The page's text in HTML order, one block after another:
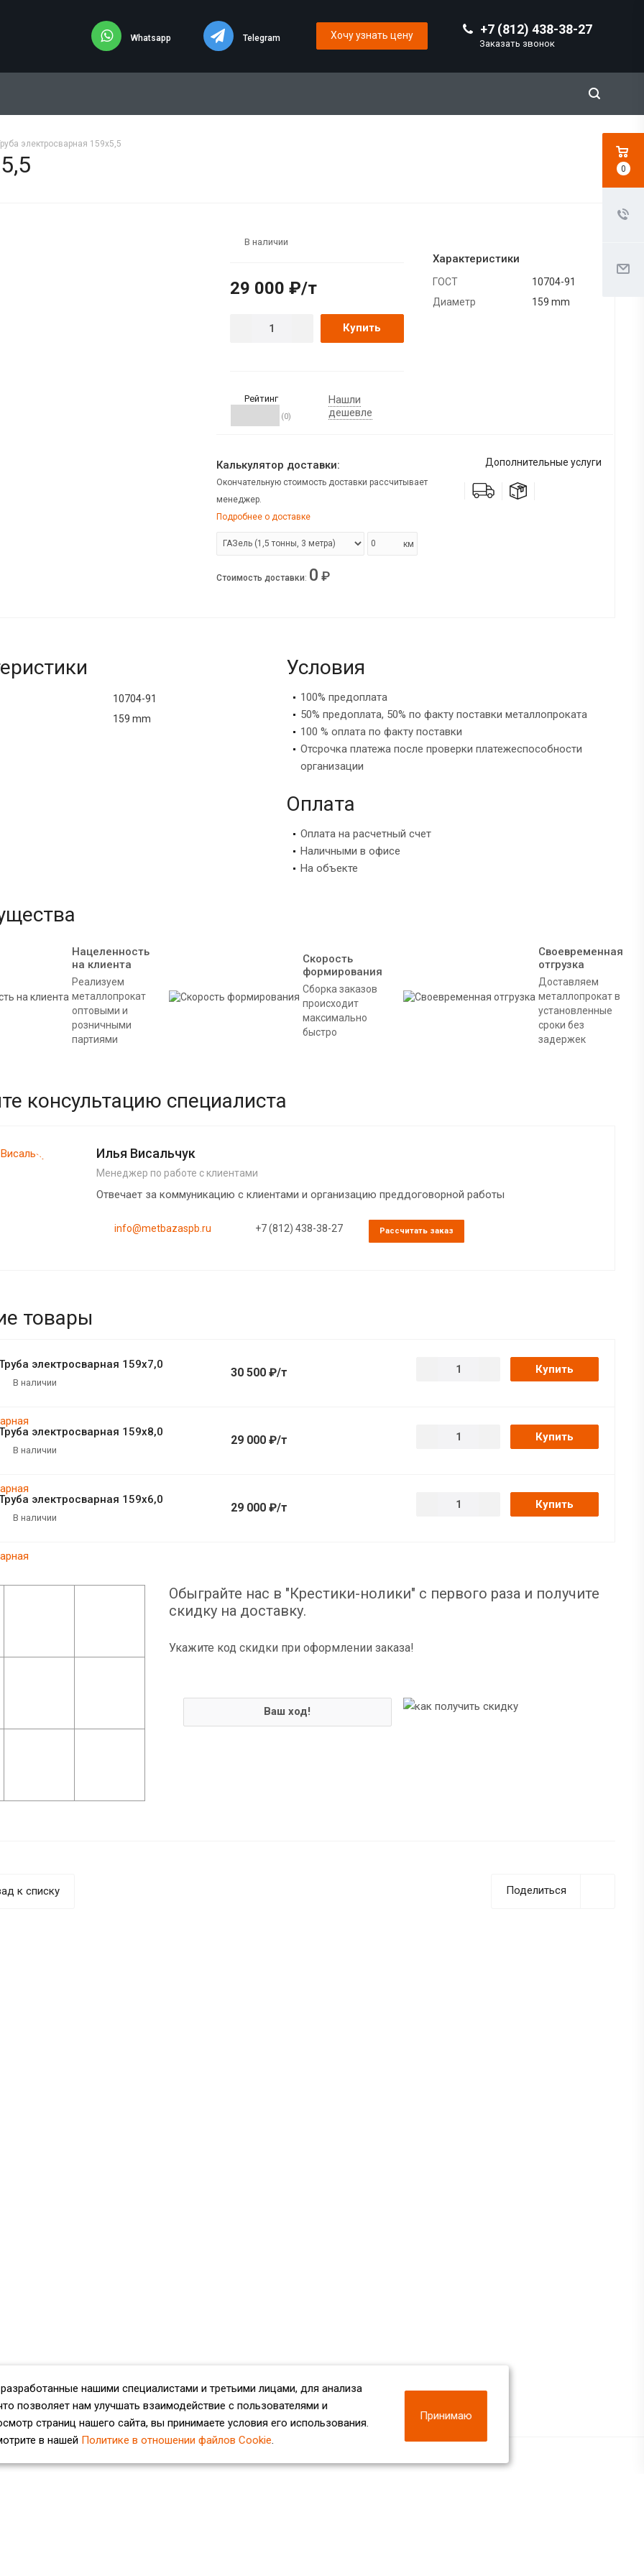
+7 (812) 438-38-27
Заказать звонок
Whatsapp Telegram Хочу узнать цену
электросварная 159х5,5
В наличии
29 000 ₽/т
Купить
Рейтинг
(0)
Нашли
дешевле
Характеристики
ГОСТ
10704-91
Диаметр
159 mm
Калькулятор доставки:
Окончательную стоимость доставки рассчитывает
менеджер.
Подробнее о доставке
км
Стоимость доставки: 0 ₽
Дополнительные услуги
10704-91
159 mm
Условия
100% предоплата
50% предоплата, 50% по факту поставки металлопроката
100 % оплата по факту поставки
Отсрочка платежа после проверки платежеспособности
организации
Оплата
Оплата на расчетный счет
Наличными в офисе
На объекте
Нацеленность
на клиента
Реализуем
металлопрокат
оптовыми и
розничными
партиями
Скорость
формирования
Сборка заказов
происходит
максимально
быстро
Своевременная
отгрузка
Доставляем
металлопрокат в
установленные
сроки без
задержек
консультацию специалиста
Илья Висальчук
Менеджер по работе с клиентами
Отвечает за коммуникацию с клиентами и организацию преддоговорной работы
info@metbazaspb.ru +7 (812) 438-38-27 Рассчитать заказ
товары
электросварная 159х7,0
В наличии
30 500 ₽/т Купить
электросварная 159х8,0
В наличии
29 000 ₽/т Купить
электросварная 159х6,0
В наличии
29 000 ₽/т Купить
Обыграйте нас в "Крестики-нолики" с первого раза и получите
скидку на доставку.
Укажите код скидки при оформлении заказа!
Ваш ход!
Поделиться
к списку
нашими специалистами и третьими лицами, для анализа
позволяет нам улучшать взаимодействие с пользователями и
страниц нашего сайта, вы принимаете условия его использования.
в нашей Политике в отношении файлов Cookie.
Принимаю
0